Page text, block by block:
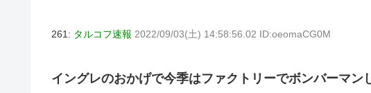
261: タルコフ速報 2022/09/03(土) 14:58:56.02 ID:oeomaCG0M
イングレのおかげで今季はファクトリーでボンバーマン